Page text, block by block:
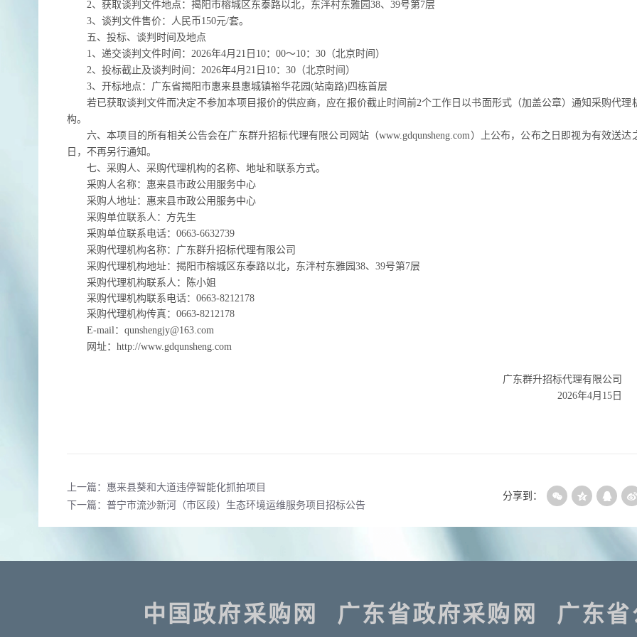
2、获取谈判 文件地点： 揭阳市榕城区东泰路以北，东泮村东雅园38、39号第7层
3、 谈判 文件售价：人民币150元/套。
五、投标、谈判时间及地点
1、递交谈判文件时间：2026年4月 21 日 10： 00～10： 30（北京时间）
2、投标截止及谈判时间：2026年4月21 日 10： 30（北京时间）
3、开标地点：广东省揭阳市惠来县惠城镇裕华花园(站南路)四栋首层
若已获取谈判文件而决定不参加本项目报价的供应商，应在报价截止时间前2个工作日以书面形式（加盖公章）通知采购代理
构。
六、本项目的所有相关公告会在广东群升招标代理有限公司网站（www.gdqunsheng.com）上公布，公布之日即视为有效送达
日，不再另行通知。
七、 采购人 、采购代理机构的名称、地址和联系方式。
采购人 名称： 惠来县市政公用服务中心
采购人地址： 惠来县市政公用服务中心
采购单位联系人：方先生
采购单位联系电话： 0663-6632739
采购代理机构名称： 广东群升招标代理有限公司
采购代理机构地址： 揭阳市榕城区东泰路以北，东泮村东雅园38、39号第7层
采购代理机构联系人：
陈小姐
采购代理机构联系电话： 0663-8212178
采购代理机构传真： 0663-8212178
E-mail： qunshengjy@163.com
网址： http://www.gdqunsheng.com
广东群升招标代理有限公司
2026年4月 15日
上一篇：惠来县葵和大道违停智能化抓拍项目
下一篇：普宁市流沙新河（市区段）生态环境运维服务项目招标公告
分享到：
中国政府采购网 广东省政府采购网 广东